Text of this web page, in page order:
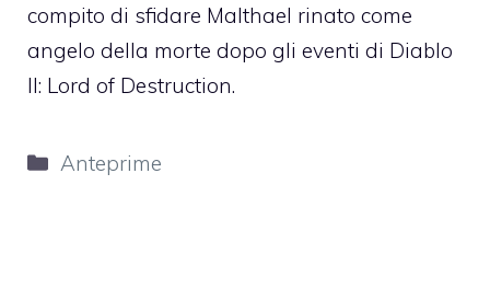
compito di sfidare Malthael rinato come
angelo della morte dopo gli eventi di Diablo
II: Lord of Destruction.
Categorie
Anteprime